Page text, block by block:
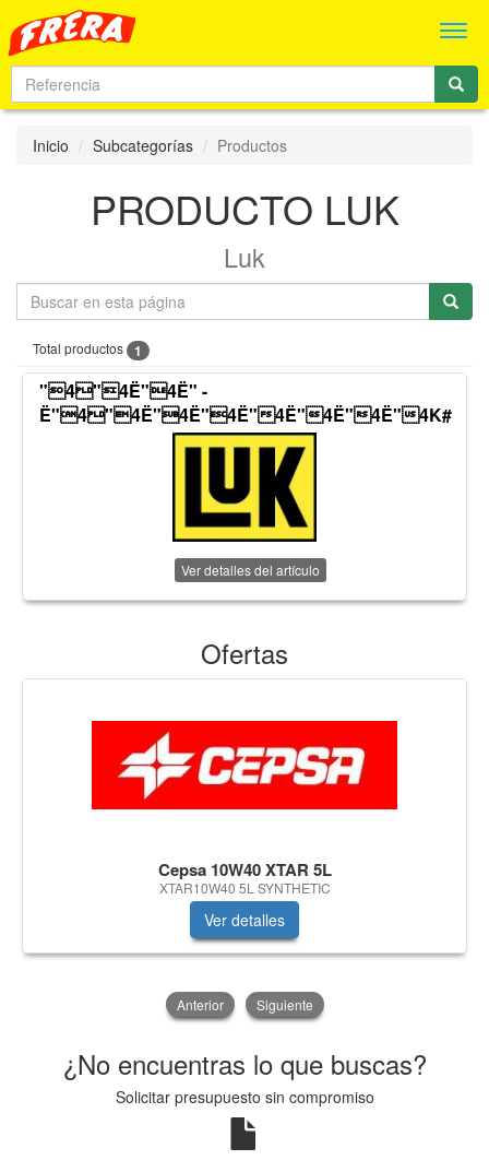
Inicio Subcategorías Productos
PRODUCTO LUK
Luk
Total productos 1
"4"4Ë"4Ë" -
Ë"4"4Ë"4Ë"4Ë"4Ë"4Ë"4Ë"4K#
Ver detalles del artículo
Ofertas
Cepsa 10W40 XTAR 5L
XTAR10W40 5L SYNTHETIC
Ver detalles
Anterior Siguiente
¿No encuentras lo que buscas?
Solicitar presupuesto sin compromiso